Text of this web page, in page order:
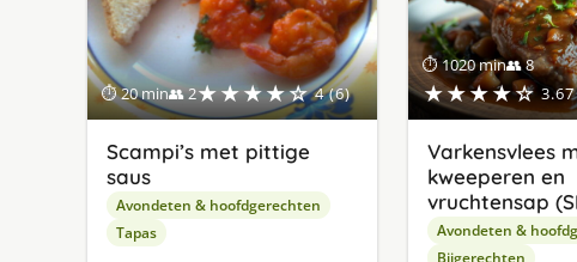
⏱ 20 min👥 2★★★★☆ 4 (6)
Scampi’s met pittige
saus
Avondeten & hoofdgerechten
Tapas
⏱ 1020 min👥 8
★★★★☆
Varkensvlees
kweeperen en
vruchtensap
Avondeten &
Bijgerechten